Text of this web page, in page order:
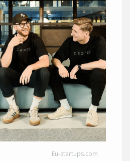
Eu-startups.com